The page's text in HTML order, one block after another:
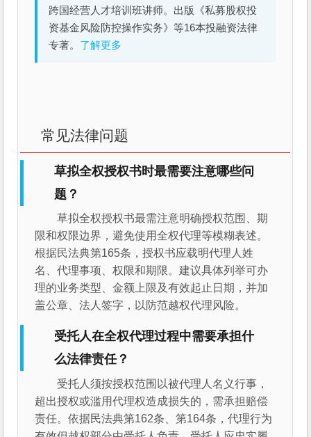
跨国经营人才培训班讲师。出版《私募股权投
资基金风险防控操作实务》等16本投融资法律
专著。 了解更多
常见法律问题
草拟全权授权书时最需要注意哪些问
题？
草拟全权授权书最需注意明确授权范围、期
限和权限边界，避免使用全权代理等模糊表述。
根据民法典第165条，授权书应载明代理人姓
名、代理事项、权限和期限。建议具体列举可办
理的业务类型、金额上限及有效起止日期，并加
盖公章、法人签字，以防范越权代理风险。
受托人在全权代理过程中需要承担什
么法律责任？
受托人须按授权范围以被代理人名义行事，
超出授权或滥用代理权造成损失的，需承担赔偿
责任。依据民法典第162条、第164条，代理行为